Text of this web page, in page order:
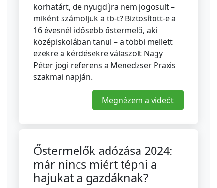
korhatárt, de nyugdíjra nem jogosult –
miként számoljuk a tb-t? Biztosított-e a
16 évesnél idősebb őstermelő, aki
középiskolában tanul – a többi mellett
ezekre a kérdésekre válaszolt Nagy
Péter jogi referens a Menedzser Praxis
szakmai napján.
Megnézem a videót
Őstermelők adózása 2024:
már nincs miért tépni a
hajukat a gazdáknak?